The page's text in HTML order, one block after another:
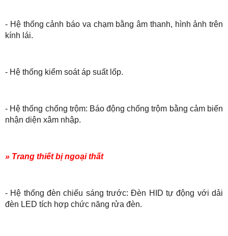
- Hệ thống cảnh báo va chạm bằng âm thanh, hình ảnh trên
kính lái.
- Hệ thống kiểm soát áp suất lốp.
- Hệ thống chống trộm: Báo động chống trộm bằng cảm biến
nhận diện xâm nhập.
» Trang thiết bị ngoại thất
- Hệ thống đèn chiếu sáng trước: Đèn HID tự động với dải
đèn LED tích hợp chức năng rửa đèn.